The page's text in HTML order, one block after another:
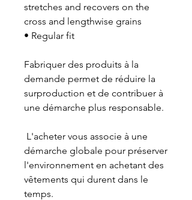
stretches and recovers on the
cross and lengthwise grains
• Regular fit
Fabriquer des produits à la
demande permet de réduire la
surproduction et de contribuer à
une démarche plus responsable.
démarche globale pour préserver
l'environnement en achetant des
vêtements qui durent dans le
temps.